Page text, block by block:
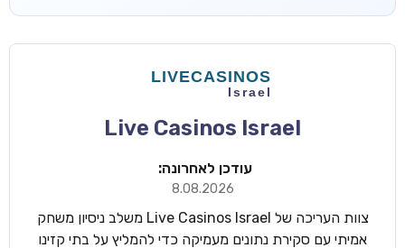
Live Casinos Israel
עודכן לאחרונה:
8.08.2026
צוות העריכה של Live Casinos Israel משלב ניסיון משחק
אמיתי עם סקירת נתונים מעמיקה כדי להמליץ על בתי קזינו